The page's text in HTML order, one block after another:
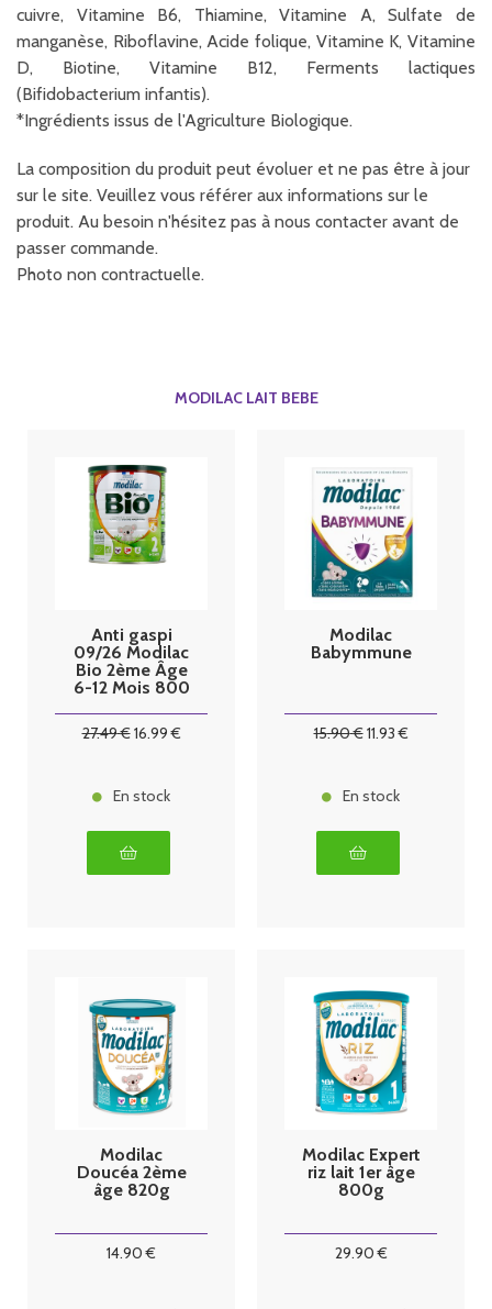
cuivre, Vitamine B6, Thiamine, Vitamine A, Sulfate de
manganèse, Riboflavine, Acide folique, Vitamine K, Vitamine
D, Biotine, Vitamine B12, Ferments lactiques
(Bifidobacterium infantis).
*Ingrédients issus de l'Agriculture Biologique.
La composition du produit peut évoluer et ne pas être à jour
sur le site. Veuillez vous référer aux informations sur le
produit. Au besoin n'hésitez pas à nous contacter avant de
passer commande.
Photo non contractuelle.
MODILAC LAIT BEBE
Anti gaspi
09/26 Modilac
Bio 2ème Âge
6-12 Mois 800
27.49€16.99€
En stock
Modilac
Babymmune
15.90€11.93€
En stock
Modilac
Doucéa 2ème
âge 820g
14.90 €
Modilac Expert
riz lait 1er âge
800g
29.90€